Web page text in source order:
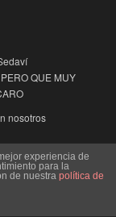
QUE MUY
nosotros
experiencia de
para la
de nuestra política de